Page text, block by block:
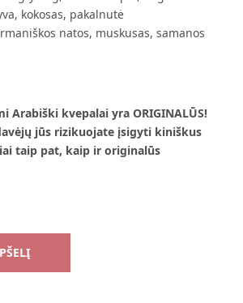
kokosas, pakalnutė
natos, muskusas, samanos
Arabiški kvepalai yra ORIGINALŪS!
jūs rizikuojate įsigyti kiniškus
taip pat, kaip ir originalūs